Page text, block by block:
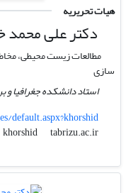
هیات تحریریه
دکتر علی
مطالعات زیست محیطی،
سازی
استاد دانشکده جغرافیا و
default.aspx?khorshid
khorshid
tabrizu.ac.ir